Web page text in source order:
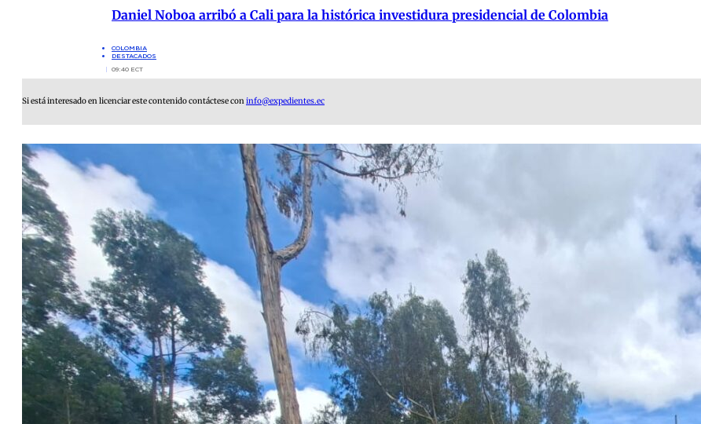
Daniel Noboa arribó a Cali para la histórica investidura presidencial de Colombia
COLOMBIA
DESTACADOS
09:40 ECT
Si está interesado en licenciar este contenido contáctese coninfo@expedientes.ec